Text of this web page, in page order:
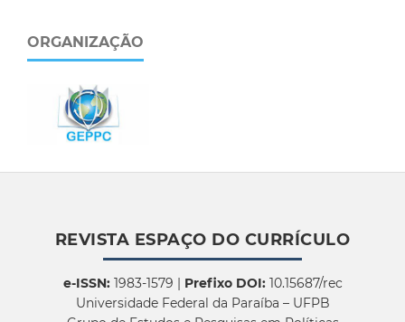
ORGANIZAÇÃO
REVISTA ESPAÇO DO CURRÍCULO
e-ISSN:1983-1579 | Prefixo DOI:10.15687/rec
Universidade Federal da Paraíba – UFPB